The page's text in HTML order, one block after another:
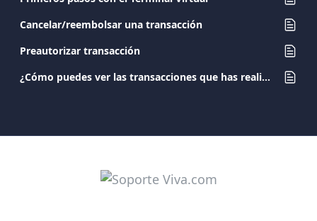
Cancelar/reembolsar una transacción
Preautorizar transacción
¿Cómo puedes ver las transacciones que has realizado con tu tarjeta?